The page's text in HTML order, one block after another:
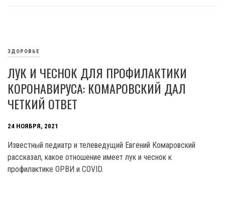
ЗДОРОВЬЕ
ЛУК И ЧЕСНОК ДЛЯ ПРОФИЛАКТИКИ
КОРОНАВИРУСА: КОМАРОВСКИЙ ДАЛ
ЧЕТКИЙ ОТВЕТ
24 НОЯБРЯ, 2021
Известный педиатр и телеведущий Евгений Комаровский
рассказал, какое отношение имеет лук и чеснок к
профилактике ОРВИ и COVID.